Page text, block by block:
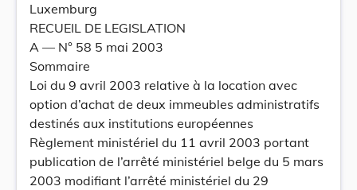
Luxemburg
RECUEIL DE LEGISLATION
A –– N° 58 5 mai 2003
Sommaire
Loi du 9 avril 2003 relative à la location avec
option d’achat de deux immeubles administratifs
destinés aux institutions européennes
Règlement ministériel du 11 avril 2003 portant
publication de l’arrêté ministériel belge du 5 mars
2003 modifiant l’arrêté ministériel du 29